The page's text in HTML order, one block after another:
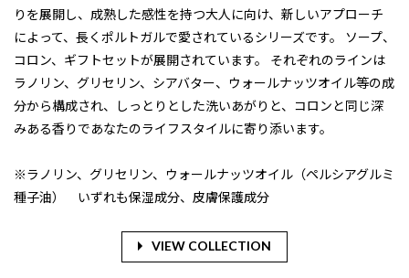
りを展開し、成熟した感性を持つ大人に向け、新しいアプローチ
によって、長くポルトガルで愛されているシリーズです。 ソープ、
コロン、ギフトセットが展開されています。 それぞれのラインは
ラノリン、グリセリン、シアバター、ウォールナッツオイル等の成
分から構成され、しっとりとした洗いあがりと、コロンと同じ深
みある香りであなたのライフスタイルに寄り添います。
※ラノリン、グリセリン、ウォールナッツオイル（ペルシアグルミ
種子油） いずれも保湿成分、皮膚保護成分
VIEW COLLECTION